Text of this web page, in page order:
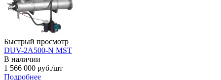
Быстрый просмотр
DUV-2A500-N MST
В наличии
1 566 000 руб./шт
Подробнее